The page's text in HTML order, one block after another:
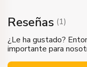
Reseñas (1)
¿Le ha gustado?
importante para